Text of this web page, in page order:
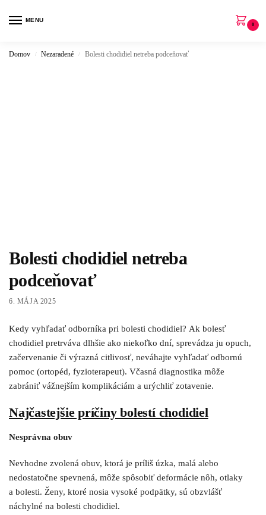
MENU
0
Domov / Nezaradené / Bolesti chodidiel netreba podceňovať
Bolesti chodidiel netreba
podceňovať
6. MÁJA 2025
Kedy vyhľadať odborníka pri bolesti chodidiel? Ak bolesť
chodidiel pretrváva dlhšie ako niekoľko dní, sprevádza ju opuch,
začervenanie či výrazná citlivosť, neváhajte vyhľadať odbornú
pomoc (ortopéd, fyzioterapeut). Včasná diagnostika môže
zabrániť vážnejším komplikáciám a urýchliť zotavenie.
Najčastejšie príčiny bolestí chodidiel
Nesprávna obuv
Nevhodne zvolená obuv, ktorá je príliš úzka, malá alebo
nedostatočne spevnená, môže spôsobiť deformácie nôh, otlaky
a bolesti. Ženy, ktoré nosia vysoké podpätky, sú obzvlášť
náchylné na bolesti chodidiel.